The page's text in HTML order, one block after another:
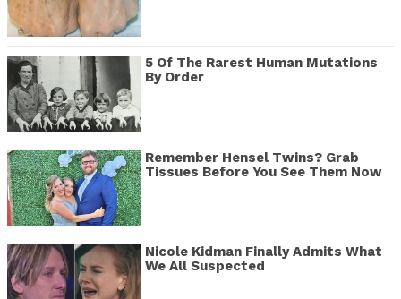
5 Of The Rarest Human Mutations
By Order
Remember Hensel Twins? Grab
Tissues Before You See Them Now
Nicole Kidman Finally Admits What
We All Suspected